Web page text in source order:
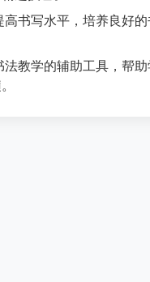
书写水平，培养良好
教学的辅助工具，帮